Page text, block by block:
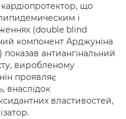
що
і
(double blind
компонент Арджуніна
антиангінальний
виробленому
проявляє
внаслідок
властивостей,